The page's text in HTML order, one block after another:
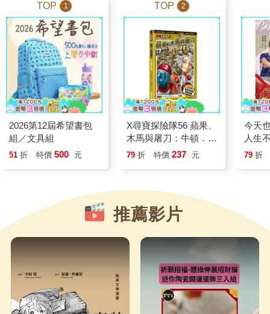
習站在不同角色的立場思考，理
與選擇，並進一步探討「強大」
與「弱小」背後真正的意涵。
故事裡的這場雷擊，交換的不只
是暴龍與鱷魚的身體，也讓兩個
角色走進彼此的人生，從全新的
的強大，不只是擁有足以戰勝別
仍願意理解他人、保護他人，並
教，一大堆想要幫助我們日子過
得更好、身體更健康的善意，反
而讓人看得很疲乏，心甚至更渾
沌。有人還會自嘲：「儲存從未
停止，行動從未開始。」可是然
靈成長是不能強求的」，我有一
種鬆一口氣的感覺，終於有一本
書告訴我，可以停一下了。他提
醒我們，心靈並不會因為我們覺
得「自己應該要成長」、「想變
得出眾」、「想在這個領域有所
成就」，就馬上有成長。每個人
都有自己的步調，你我透過為自
己量身打造的生命經驗，學習需
享了一個我每次讀都會起雞皮疙
瘩的故事：一個人和上帝一起回
顧自己一生的足跡時發現，大部
分路上都是兩對腳印，可是在那
TOP 1
2026第12屆希望書包
組／文具組
51 折 特價 500 元
TOP 2
X尋寶探險隊56 蘋果、
木馬與屠刀：牛頓．希
臘神話．濃霧
79 折 特價 237 元
今天
人生
然可
79 折
推薦影片